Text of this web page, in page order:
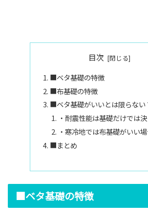
目次
■ベタ基礎の特徴
■布基礎の特徴
■ベタ基礎がいいとは限らない
・耐震性能は基礎だけでは
・寒冷地では布基礎がいい
■まとめ
■ベタ基礎の特徴